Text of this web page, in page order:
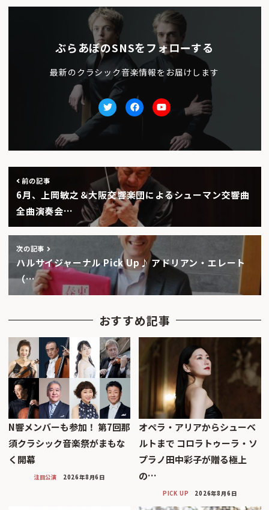
ぶらあぼのSNSをフォローする
最新のクラシック音楽情報をお届けします
TwitterfacebookYoutube
前の記事
6月、上岡敏之＆大阪交響楽団によるシューマン交響曲
全曲演奏会…
次の記事
ハルサイジャーナル Pick Up♪ アドリアン・エレート
（…
おすすめ記事
N響メンバーも参加！ 第7回那
須クラシック音楽祭がまもな
く開幕
注目公演 2026年8月6日
オペラ・アリアからシューベ
ルトまで コロラトゥーラ・ソ
プラノ田中彩子が贈る極上
の…
PICK UP 2026年8月6日